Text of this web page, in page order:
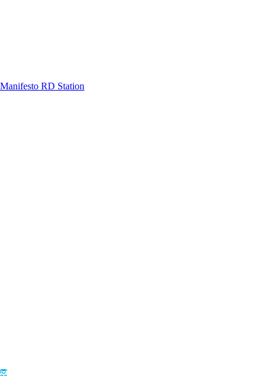
Manifesto RD Station